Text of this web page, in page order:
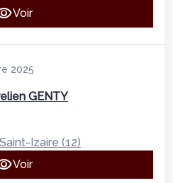
Voir
2025
GENTY
Saint-Izaire (12)
Voir